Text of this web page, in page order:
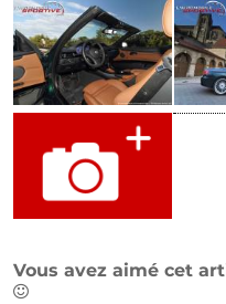
Vous avez aimé cet